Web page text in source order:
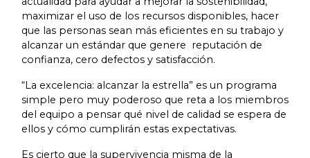
maximizar el uso de los recursos disponibles, hacer
que las personas sean más eficientes en su trabajo y
alcanzar un estándar que genere reputación de
confianza, cero defectos y satisfacción.
“La excelencia: alcanzar la estrella” es un programa
simple pero muy poderoso que reta a los miembros
del equipo a pensar qué nivel de calidad se espera de
ellos y cómo cumplirán estas expectativas.
Es cierto que la supervivencia misma de la